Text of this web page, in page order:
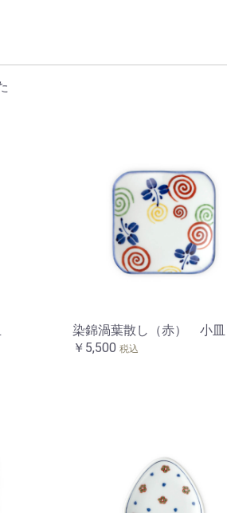
染錦渦葉散し（赤） 小皿
￥5,500 税込